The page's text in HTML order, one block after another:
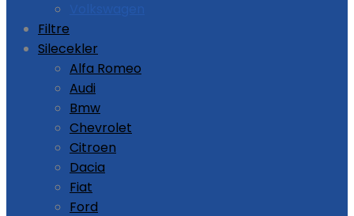
Filtre
Silecekler
Alfa Romeo
Audi
Bmw
Chevrolet
Citroen
Dacia
Fiat
Ford